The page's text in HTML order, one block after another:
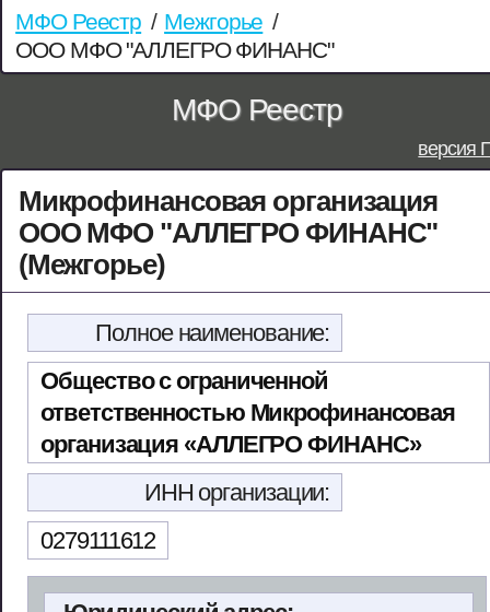
МФО Реестр / Межгорье /
ООО МФО "АЛЛЕГРО ФИНАНС"
МФО Реестр
версия
Микрофинансовая организация
ООО МФО "АЛЛЕГРО ФИНАНС"
(Межгорье)
Полное наименование:
Общество с ограниченной
ответственностью Микрофинансовая
организация «АЛЛЕГРО ФИНАНС»
ИНН организации:
0279111612